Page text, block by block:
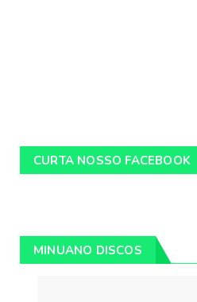
CURTA NOSSO FACEBOOK
MINUANO DISCOS